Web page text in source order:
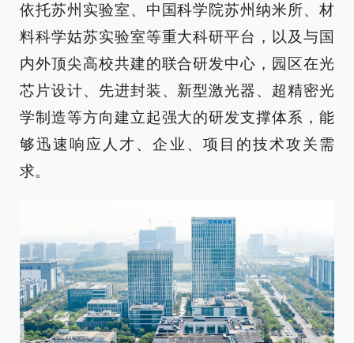
依托苏州实验室、中国科学院苏州纳米所、材
料科学姑苏实验室等重大科研平台，以及与国
内外顶尖高校共建的联合研发中心，园区在光
芯片设计、先进封装、新型激光器、超精密光
学制造等方向建立起强大的研发支撑体系，能
够迅速响应人才、企业、项目的技术攻关需
求。